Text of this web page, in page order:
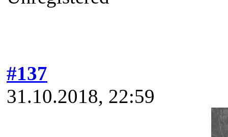
#137
31.10.2018, 22:59